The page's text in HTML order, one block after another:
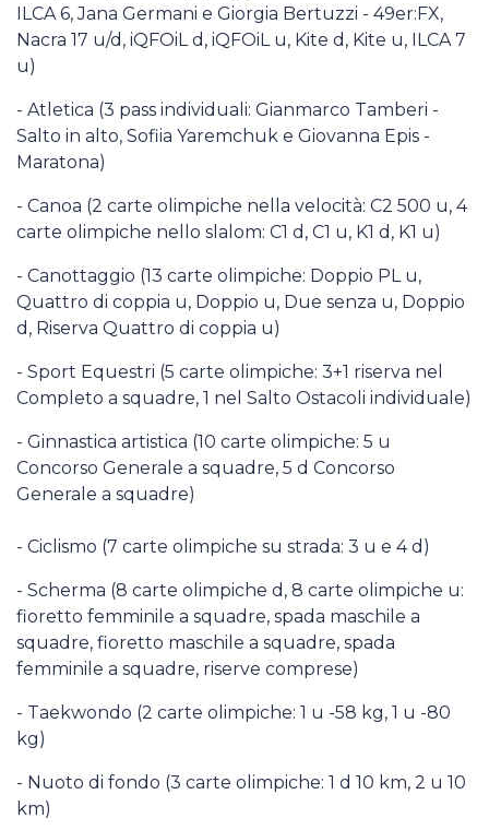
ILCA 6, Jana Germani e Giorgia Bertuzzi - 49er:FX,
Nacra 17 u/d, iQFOiL d, iQFOiL u, Kite d, Kite u, ILCA 7
u)
- Atletica (3 pass individuali: Gianmarco Tamberi -
Salto in alto, Sofiia Yaremchuk e Giovanna Epis -
Maratona)
- Canoa (2 carte olimpiche nella velocità: C2 500 u, 4
carte olimpiche nello slalom: C1 d, C1 u, K1 d, K1 u)
- Canottaggio (13 carte olimpiche: Doppio PL u,
Quattro di coppia u, Doppio u, Due senza u, Doppio
d, Riserva Quattro di coppia u)
- Sport Equestri (5 carte olimpiche: 3+1 riserva nel
Completo a squadre, 1 nel Salto Ostacoli individuale)
- Ginnastica artistica (10 carte olimpiche: 5 u
Concorso Generale a squadre, 5 d Concorso
Generale a squadre)
- Ciclismo (7 carte olimpiche su strada: 3 u e 4 d)
- Scherma (8 carte olimpiche d, 8 carte olimpiche u:
fioretto femminile a squadre, spada maschile a
squadre, fioretto maschile a squadre, spada
femminile a squadre, riserve comprese)
- Taekwondo (2 carte olimpiche: 1 u -58 kg, 1 u -80
kg)
- Nuoto di fondo (3 carte olimpiche: 1 d 10 km, 2 u 10
km)